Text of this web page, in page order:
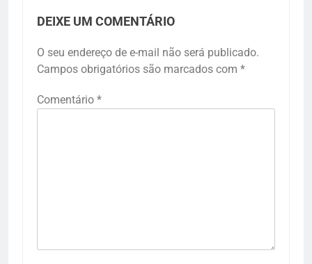
DEIXE UM COMENTÁRIO
O seu endereço de e-mail não será publicado.
Campos obrigatórios são marcados com *
Comentário *